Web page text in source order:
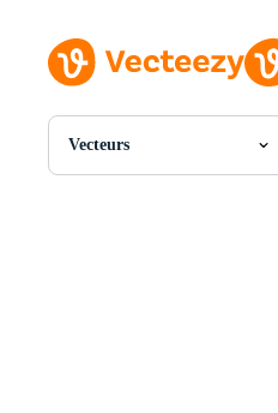
Vecteurs
Toutes Images